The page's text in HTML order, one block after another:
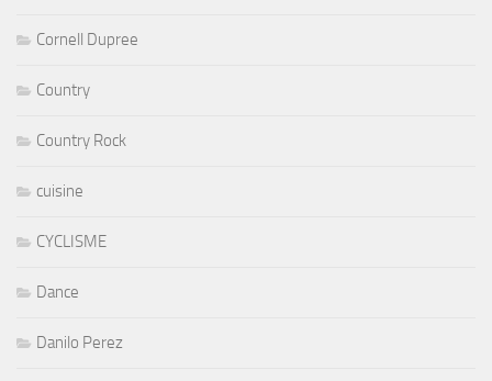
Cornell Dupree
Country
Country Rock
cuisine
CYCLISME
Dance
Danilo Perez